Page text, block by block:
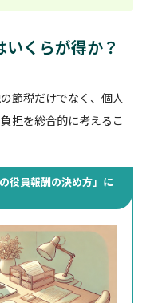
いくらが得か？
節税だけでなく、個人
担を総合的に考えるこ
役員報酬の決め方」に